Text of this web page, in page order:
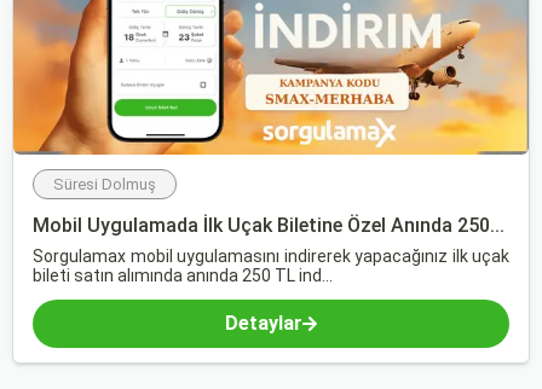
Süresi Dolmuş
Mobil Uygulamada İlk Uçak Biletine Özel Anında 250...
Sorgulamax mobil uygulamasını indirerek yapacağınız ilk uçak
bileti satın alımında anında 250 TL ind...
Detaylar